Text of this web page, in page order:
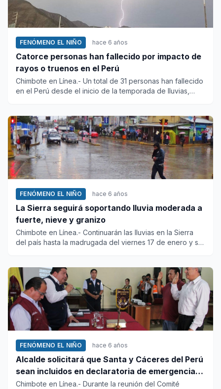
FENÓMENO EL NIÑO hace 6 años
Catorce personas han fallecido por impacto de
rayos o truenos en el Perú
Chimbote en Línea.- Un total de 31 personas han fallecido
en el Perú desde el inicio de la temporada de lluvias,
FENÓMENO EL NIÑO hace 6 años
La Sierra seguirá soportando lluvia moderada a
fuerte, nieve y granizo
Chimbote en Línea.- Continuarán las lluvias en la Sierra
del país hasta la madrugada del viernes 17 de enero y se
FENÓMENO EL NIÑO hace 6 años
Alcalde solicitará que Santa y Cáceres del Perú
sean incluidos en declaratoria de emergencia
por lluvias
Chimbote en Línea.- Durante la reunión del Comité